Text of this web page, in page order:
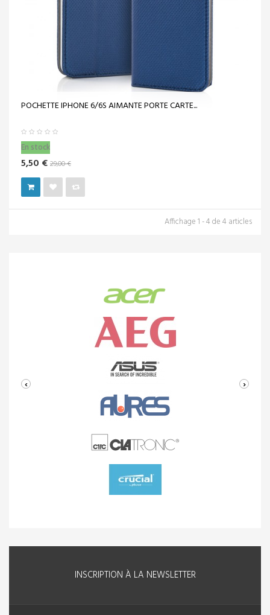
POCHETTE IPHONE 6/6S AIMANTE PORTE CARTE...
En stock
5,50 € 29,00 €
Affichage 1 - 4 de 4 articles
‹ ›
INSCRIPTION À LA NEWSLETTER